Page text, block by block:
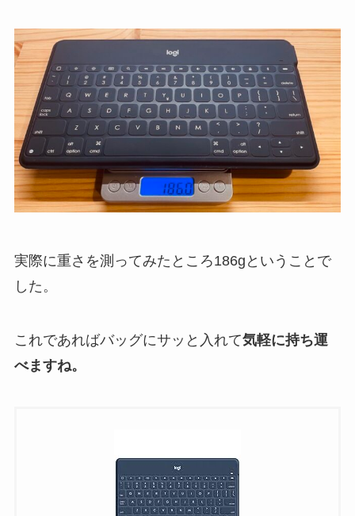
実際に重さを測ってみたところ186gということで
した。
これであればバッグにサッと入れて気軽に持ち運
べますね。